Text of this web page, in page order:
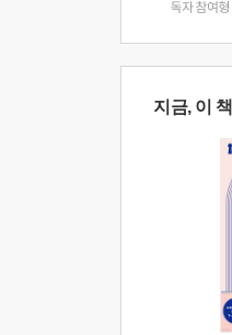
지금, 이 책